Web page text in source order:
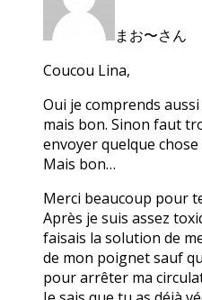
まお〜さん
Coucou Lina,
Oui je comprends
mais bon. Sinon faut
envoyer quelque chose
Mais bon…
Merci beaucoup pour
Après je suis assez
faisais la solution de
de mon poignet sauf
pour arrêter ma